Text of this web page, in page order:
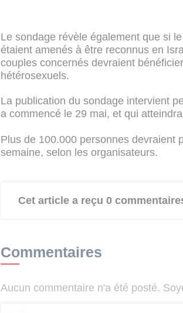
Le sondage révèle également que si
étaient amenés à être reconnus en
couples concernés devraient
hétérosexuels.
La publication du sondage intervient
a commencé le 29 mai, et qui
Plus de 100.000 personnes devraient
semaine, selon les organisateurs.
Cet article a reçu 0
Commentaires
Aucun commentaire n'a été posté.